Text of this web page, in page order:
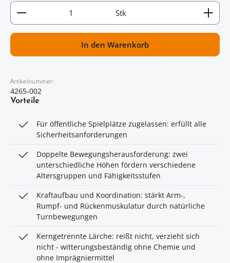
Artikel Anzahl: Gib den gewünschten Wert ein
Stk
In den Warenkorb
Artikelnummer:
4265-002
Vorteile
Für öffentliche Spielplätze zugelassen: erfüllt alle
Sicherheitsanforderungen
Doppelte Bewegungsherausforderung: zwei
unterschiedliche Höhen fördern verschiedene
Altersgruppen und Fähigkeitsstufen
Kraftaufbau und Koordination: stärkt Arm-,
Rumpf- und Rückenmuskulatur durch natürliche
Turnbewegungen
Kerngetrennte Lärche: reißt nicht, verzieht sich
nicht - witterungsbeständig ohne Chemie und
ohne Imprägniermittel